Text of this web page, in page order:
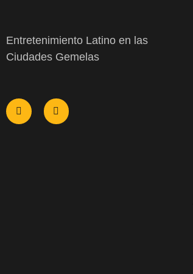
Entretenimiento Latino en las
Ciudades Gemelas